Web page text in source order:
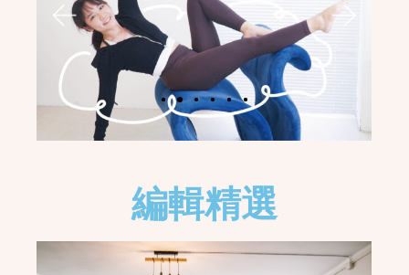
編輯精選